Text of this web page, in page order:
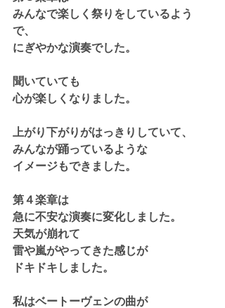
みんなで楽しく祭りをしているよう
で、
にぎやかな演奏でした。
聞いていても
心が楽しくなりました。
上がり下がりがはっきりしていて、
みんなが踊っているような
イメージもできました。
第４楽章は
急に不安な演奏に変化しました。
天気が崩れて
雷や嵐がやってきた感じが
ドキドキしました。
私はベートーヴェンの曲が